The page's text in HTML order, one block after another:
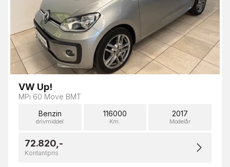
VW Up!
MPi 60 Move BMT
Benzin
drivmiddel
116000
Km.
2017
Modelår
72.820,-
Kontantpris